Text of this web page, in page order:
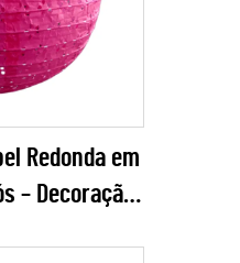
Redonda em
– Decoração